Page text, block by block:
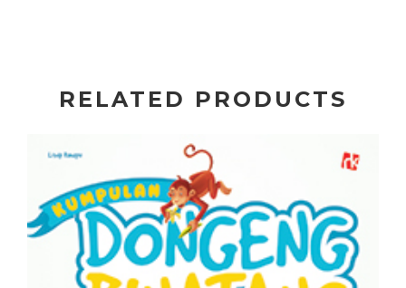
RELATED PRODUCTS